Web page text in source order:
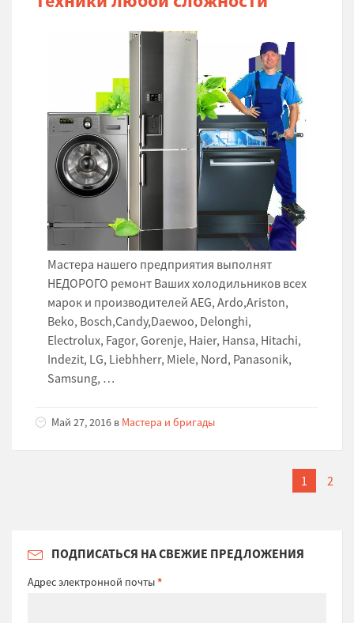
Мастера нашего предприятия выполнят
НЕДОРОГО ремонт Ваших холодильников всех
марок и производителей AEG, Ardo,Ariston,
Beko, Bosch,Candy,Daewoo, Delonghi,
Electrolux, Fagor, Gorenje, Haier, Hansa, Hitachi,
Indezit, LG, Liebhherr, Miele, Nord, Panasonik,
Samsung, …
Май 27, 2016 в Мастера и бригады
1 2
ПОДПИСАТЬСЯ НА СВЕЖИЕ ПРЕДЛОЖЕНИЯ
Адрес электронной почты*